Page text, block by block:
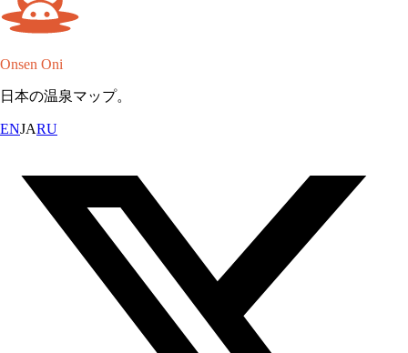
Onsen Oni
日本の温泉マップ。
ENJARU